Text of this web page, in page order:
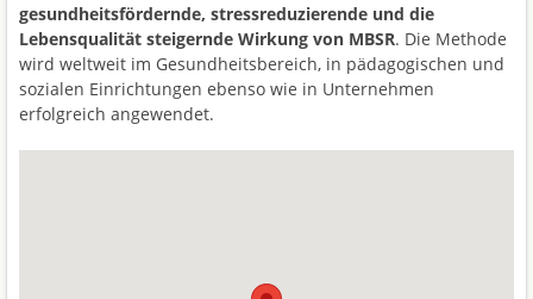
gesundheitsfördernde, stressreduzierende und die
Lebensqualität steigernde Wirkung von MBSR. Die Methode
wird weltweit im Gesundheitsbereich, in pädagogischen und
sozialen Einrichtungen ebenso wie in Unternehmen
erfolgreich angewendet.